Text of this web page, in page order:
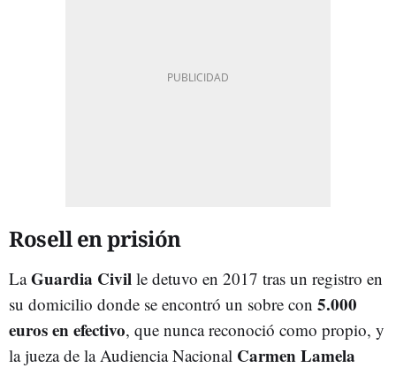
Rosell en prisión
LaGuardia Civil le detuvo en 2017 tras un registro en
su domicilio donde se encontró un sobre con 5.000
euros en efectivo, que nunca reconoció como propio, y
la jueza de la Audiencia Nacional Carmen Lamela